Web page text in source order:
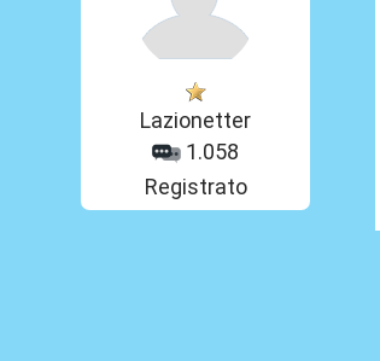
Lazionetter
1.058
Registrato